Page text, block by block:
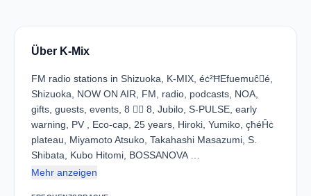
Über K-Mix
FM radio stations in Shizuoka, K-MIX, éċ²ĦEfuemuĉé,
Shizuoka, NOW ON AIR, FM, radio, podcasts, NOA,
gifts, guests, events, 8  8, Jubilo, S-PULSE, early
warning, PV , Eco-cap, 25 years, Hiroki, Yumiko, çħéĤċ­
plateau, Miyamoto Atsuko, Takahashi Masazumi, S.
Shibata, Kubo Hitomi, BOSSANOVA …
Mehr anzeigen